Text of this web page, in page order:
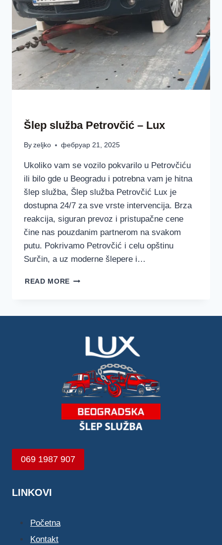
Šlep služba Petrovčić – Lux
By zeljko фебруар 21, 2025
Ukoliko vam se vozilo pokvarilo u Petrovčiću
ili bilo gde u Beogradu i potrebna vam je hitna
šlep služba, Šlep služba Petrovčić Lux je
dostupna 24/7 za sve vrste intervencija. Brza
reakcija, siguran prevoz i pristupačne cene
čine nas pouzdanim partnerom na svakom
putu. Pokrivamo Petrovčić i celu opštinu
Surčin, a uz moderne šlepere i…
READ MORE ŠLEP
069 1987 907
LINKOVI
Početna
Kontakt